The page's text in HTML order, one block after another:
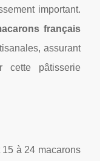
important.
français
assurant
cette pâtisserie
à 24 macarons